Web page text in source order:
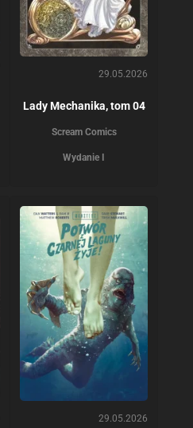
29.05.2026
Lady Mechanika, tom 04
Scream Comics
Wydanie I
29.05.2026